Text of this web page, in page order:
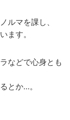
ルマを課し、
ます。
などで心身とも
とか…。